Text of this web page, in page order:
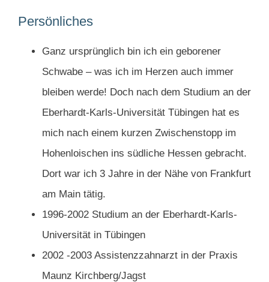
Persönliches
Ganz ursprünglich bin ich ein geborener
Schwabe – was ich im Herzen auch immer
bleiben werde! Doch nach dem Studium an der
Eberhardt-Karls-Universität Tübingen hat es
mich nach einem kurzen Zwischenstopp im
Hohenloischen ins südliche Hessen gebracht.
Dort war ich 3 Jahre in der Nähe von Frankfurt
am Main tätig.
1996-2002 Studium an der Eberhardt-Karls-
Universität in Tübingen
2002 -2003 Assistenzzahnarzt in der Praxis
Maunz Kirchberg/Jagst